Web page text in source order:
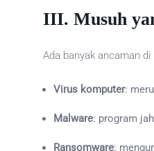
III. Musuh
Ada banyak ancaman
Virus komputer:
Malware: program
Ransomware: